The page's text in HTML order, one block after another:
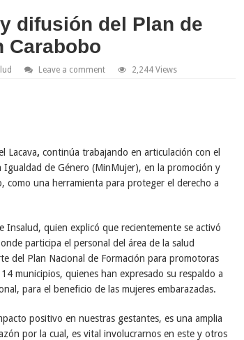
difusión del Plan de
Carabobo
Leave a comment 2,244 Views
Lacava, continúa trabajando en articulación con el
de Género (MinMujer), en la promoción y
como una herramienta para proteger el derecho a
Insalud, quien explicó que recientemente se activó
participa el personal del área de la salud
del Plan Nacional de Formación para promotoras
municipios, quienes han expresado su respaldo a
para el beneficio de las mujeres embarazadas.
positivo en nuestras gestantes, es una amplia
por la cual, es vital involucrarnos en este y otros